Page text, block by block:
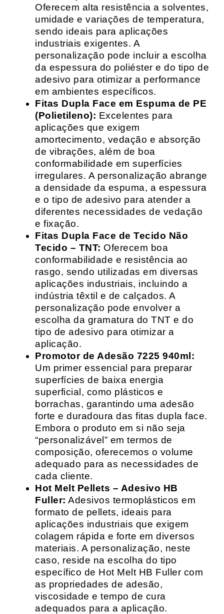
Oferecem alta resistência a solventes,
umidade e variações de temperatura,
sendo ideais para aplicações
industriais exigentes. A
personalização pode incluir a escolha
da espessura do poliéster e do tipo de
adesivo para otimizar a performance
em ambientes específicos.
Fitas Dupla Face em Espuma de PE
(Polietileno): Excelentes para
aplicações que exigem
amortecimento, vedação e absorção
de vibrações, além de boa
conformabilidade em superfícies
irregulares. A personalização abrange
a densidade da espuma, a espessura
e o tipo de adesivo para atender a
diferentes necessidades de vedação
e fixação.
Fitas Dupla Face de Tecido Não
Tecido – TNT: Oferecem boa
conformabilidade e resistência ao
rasgo, sendo utilizadas em diversas
aplicações industriais, incluindo a
indústria têxtil e de calçados. A
personalização pode envolver a
escolha da gramatura do TNT e do
tipo de adesivo para otimizar a
aplicação.
Promotor de Adesão 7225 940ml:
Um primer essencial para preparar
superfícies de baixa energia
superficial, como plásticos e
borrachas, garantindo uma adesão
forte e duradoura das fitas dupla face.
Embora o produto em si não seja
“personalizável” em termos de
composição, oferecemos o volume
adequado para as necessidades de
cada cliente.
Hot Melt Pellets – Adesivo HB
Fuller: Adesivos termoplásticos em
formato de pellets, ideais para
aplicações industriais que exigem
colagem rápida e forte em diversos
materiais. A personalização, neste
caso, reside na escolha do tipo
específico de Hot Melt HB Fuller com
as propriedades de adesão,
viscosidade e tempo de cura
adequados para a aplicação.